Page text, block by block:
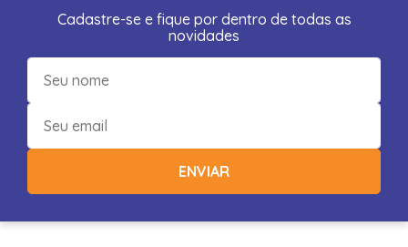
Cadastre-se e fique por dentro de todas as
novidades
ENVIAR